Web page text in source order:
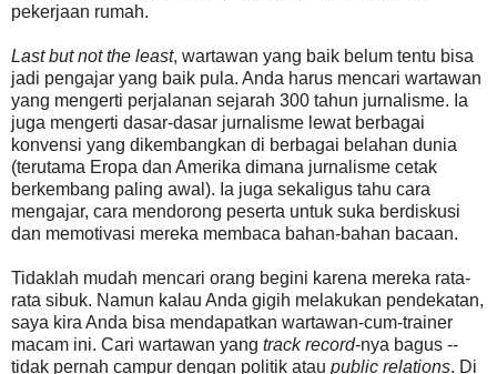
pekerjaan rumah.
Last but not the least, wartawan yang baik belum tentu bisa
jadi pengajar yang baik pula. Anda harus mencari wartawan
yang mengerti perjalanan sejarah 300 tahun jurnalisme. Ia
juga mengerti dasar-dasar jurnalisme lewat berbagai
konvensi yang dikembangkan di berbagai belahan dunia
(terutama Eropa dan Amerika dimana jurnalisme cetak
berkembang paling awal). Ia juga sekaligus tahu cara
mengajar, cara mendorong peserta untuk suka berdiskusi
dan memotivasi mereka membaca bahan-bahan bacaan.
Tidaklah mudah mencari orang begini karena mereka rata-
rata sibuk. Namun kalau Anda gigih melakukan pendekatan,
saya kira Anda bisa mendapatkan wartawan-cum-trainer
macam ini. Cari wartawan yang track record-nya bagus --
tidak pernah campur dengan politik atau public relations. Di